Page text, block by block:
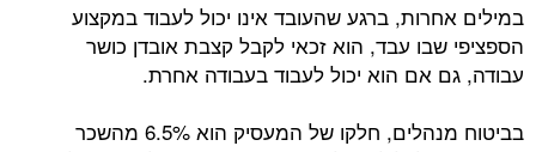
במילים אחרות, ברגע שהעובד אינו יכול לעבוד במקצוע
הספציפי שבו עבד, הוא זכאי לקבל קצבת אובדן כושר
עבודה, גם אם הוא יכול לעבוד בעבודה אחרת.
בביטוח מנהלים, חלקו של המעסיק הוא 6.5% מהשכר